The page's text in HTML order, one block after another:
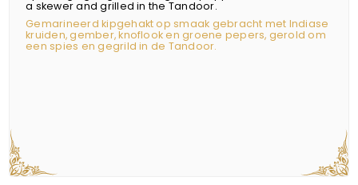
a skewer and grilled in the Tandoor.
Gemarineerd kipgehakt op smaak gebracht met Indiase
kruiden, gember, knoflook en groene pepers, gerold om
een spies en gegrild in de Tandoor.